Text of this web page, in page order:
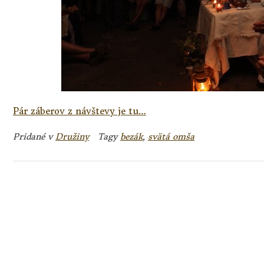
Pár záberov z návštevy je tu…
Pridané vDružiny Tagy bezák, svätá omša